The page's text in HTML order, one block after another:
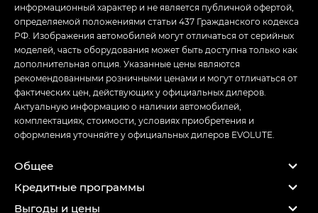
информационный характер и не является публичной офертой,
определяемой положениями статьи 437 Гражданского кодекса
РФ. Изображения автомобилей могут отличаться от серийных
моделей, часть оборудования может быть доступна только как
дополнительная опция. Указанные цены являются
рекомендованными розничными ценами и могут отличаться от
фактических цен, действующих у официальных дилеров.
Актуальную информацию о наличии автомобилей,
комплектациях, стоимости, условиях приобретения и
оформления уточняйте у официальных дилеров EVOLUTE.
Общее
Кредитные программы
Выгоды и цены